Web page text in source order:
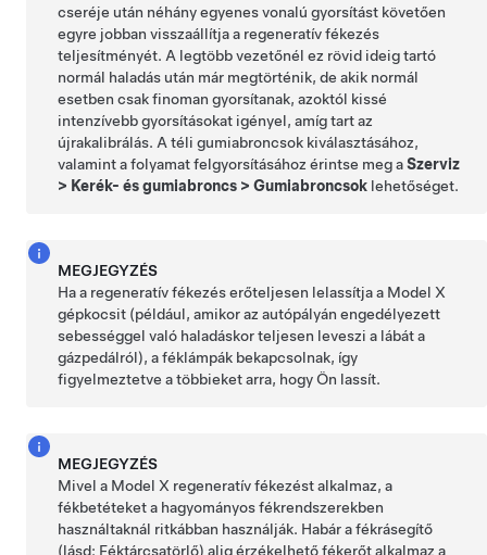
cseréje után néhány egyenes vonalú gyorsítást követően
egyre jobban visszaállítja a regeneratív fékezés
teljesítményét. A legtöbb vezetőnél ez rövid ideig tartó
normál haladás után már megtörténik, de akik normál
esetben csak finoman gyorsítanak, azoktól kissé
intenzívebb gyorsításokat igényel, amíg tart az
újrakalibrálás. A téli gumiabroncsok kiválasztásához,
valamint a folyamat felgyorsításához érintse meg aSzerviz
> Kerék- és gumiabroncs >Gumiabroncsok lehetőséget.
MEGJEGYZÉS
Ha a regeneratív fékezés erőteljesen lelassítja a Model X
gépkocsit (például, amikor az autópályán engedélyezett
sebességgel való haladáskor teljesen leveszi a lábát a
gázpedálról), a féklámpák bekapcsolnak, így
figyelmeztetve a többieket arra, hogy Ön lassít.
MEGJEGYZÉS
Mivel a Model X regeneratív fékezést alkalmaz, a
fékbetéteket a hagyományos fékrendszerekben
használtaknál ritkábban használják. Habár a fékrásegítő
(lásd: Féktárcsatörlő) alig érzékelhető fékerőt alkalmaz a